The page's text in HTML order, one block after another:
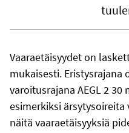
Vaaraetäisyydet on
mukaisesti. Eristysrajana
varoitusrajana AEGL 2
esimerkiksi
näitä vaaraetäisyyksiä